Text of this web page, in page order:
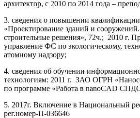
архитектор, с 2010 по 2014 года –
3. сведения о повышении
«Проектирование зданий и
строительные решения», 72ч.; 2010 г.
управление ФС по экологическому,
атомному надзору;
4. сведения об обучении
технологиям: 2011 г. ЗАО ОГРН
по программе «Работа в nanoCAD
5. 2017г. Включение в Национальный
рег.номер-П-036646